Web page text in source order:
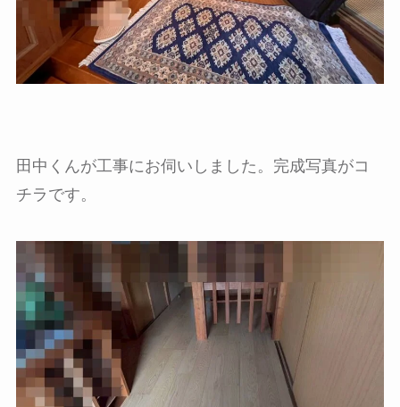
田中くんが工事にお伺いしました。完成写真がコ
チラです。